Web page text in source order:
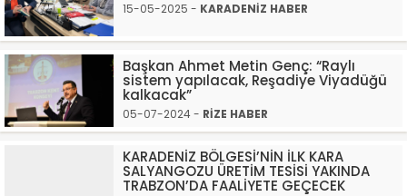
15-05-2025 - KARADENİZ HABER
Başkan Ahmet Metin Genç: “Raylı
sistem yapılacak, Reşadiye Viyadüğü
kalkacak”
05-07-2024 - RİZE HABER
KARADENİZ BÖLGESİ’NİN İLK KARA
SALYANGOZU ÜRETİM TESİSİ YAKINDA
TRABZON’DA FAALİYETE GEÇECEK